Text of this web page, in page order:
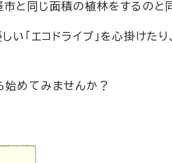
市と同じ面積の植林をするの
い「エコドライブ」を心掛けた
始めてみませんか？